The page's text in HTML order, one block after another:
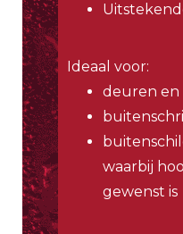
Ideaal voor:
deuren en
waarbij
gewenst is